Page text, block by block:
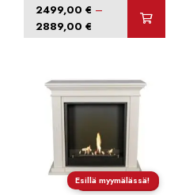
2499,00€ –
2889,00€ Hintaluokka:
2499,00 €
Ilmainen toimitus
Esillä myymälässä!